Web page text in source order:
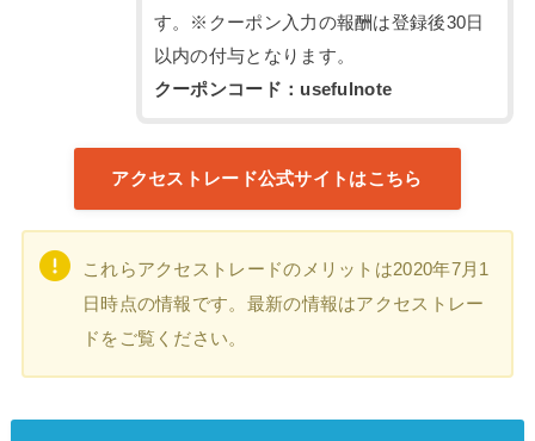
す。※クーポン入力の報酬は登録後30日
以内の付与となります。
クーポンコード：usefulnote
アクセストレード公式サイトはこちら
これらアクセストレードのメリットは2020年7月1
日時点の情報です。最新の情報はアクセストレー
ドをご覧ください。